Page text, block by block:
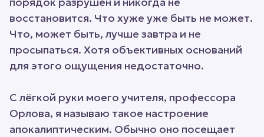
восстановится. Что хуже уже быть не может.
Что, может быть, лучше завтра и не
просыпаться. Хотя объективных оснований
для этого ощущения недостаточно.
С лёгкой руки моего учителя, профессора
Орлова, я называю такое настроение
апокалиптическим. Обычно оно посещает